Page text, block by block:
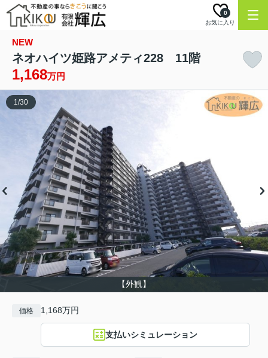
お気に入り
0
NEW
ネオハイツ姫路アメティ228 11階
1,168万円
【外観】
1/30
価格 1,168万円
支払いシミュレーション